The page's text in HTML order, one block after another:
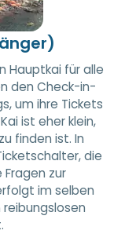
Hauptkai für alle
den Check-in-
um ihre Tickets
ist eher klein,
finden ist. In
die
zur
im selben